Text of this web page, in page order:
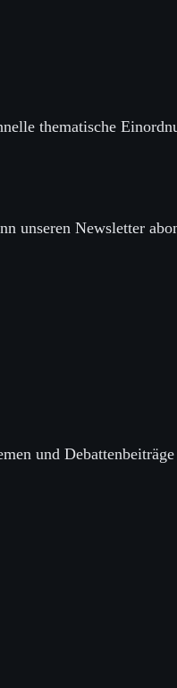
thematische
unseren Newsletter
und